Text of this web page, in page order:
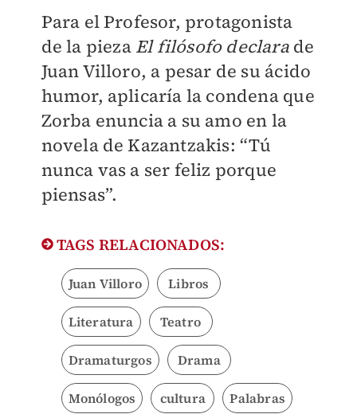
Para el Profesor, protagonista
de la pieza El filósofo declara de
Juan Villoro, a pesar de su ácido
humor, aplicaría la condena que
Zorba enuncia a su amo en la
novela de Kazantzakis: “Tú
nunca vas a ser feliz porque
piensas”.
TAGS RELACIONADOS:
Juan Villoro Libros
Literatura Teatro
Dramaturgos Drama
Monólogos cultura Palabras